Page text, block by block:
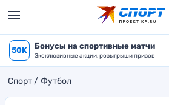
50K Бонусы на спортивные матчи
Эксклюзивные акции, розыгрыши призов
Спорт Футбол